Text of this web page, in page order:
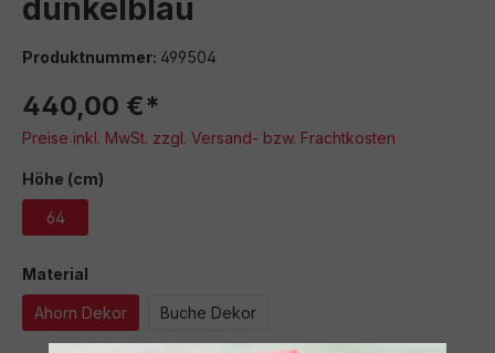
dunkelblau
Produktnummer: 499504
440,00 €*
Preise inkl. MwSt. zzgl. Versand- bzw. Frachtkosten
Höhe (cm)
64
Material
Ahorn Dekor Buche Dekor